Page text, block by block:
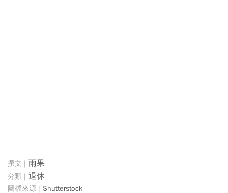
雨果
退休
Shutterstock